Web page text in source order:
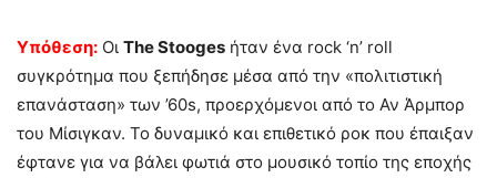
Υπόθεση: Οι The Stooges ήταν ένα rock ‘n’ roll
συγκρότημα που ξεπήδησε μέσα από την «πολιτιστική
επανάσταση» των ’60s, προερχόμενοι από το Αν Άρμπορ
του Μίσιγκαν. Το δυναμικό και επιθετικό ροκ που έπαιξαν
έφτανε για να βάλει φωτιά στο μουσικό τοπίο της εποχής